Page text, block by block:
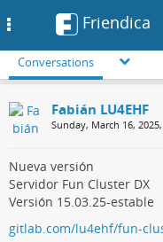
Friendica
Conversations
Fabián LU4EHF
Sunday, March 16,
Nueva versión
Servidor Fun Cluster DX
Versión 15.03.25-estable
gitlab.com/lu4ehf/fun-